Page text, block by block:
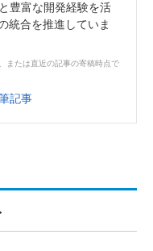
豊富な開発経験を活
統合を推進していま
または直近の記事の寄稿時点で
記事